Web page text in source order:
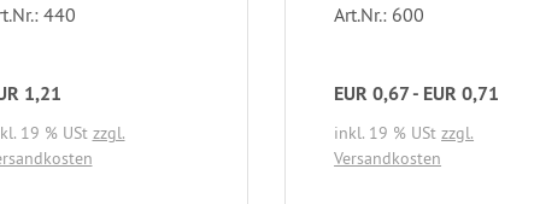
440
1,21
19 % USt zzgl.
Art.Nr.: 600
EUR 0,67 - EUR 0,71
inkl. 19 % UStzzgl.
Versandkosten